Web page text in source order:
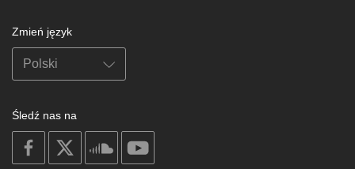
Zmień język
Śledź nas na
on
facebook
soundcloud